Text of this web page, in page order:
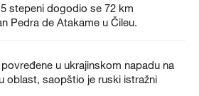
stepeni dogodio se 72 km
Pedra de Atakame u Čileu.
u ukrajinskom napadu na
oblast, saopštio je ruski istražni